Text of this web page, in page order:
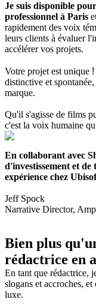
Je suis disponible
professionnel à Paris
rapidement des voix
leurs clients à évaluer
accélérer vos projets.
Votre projet est unique !
distinctive et
marque.
Qu'il s'agisse de films
c'est la voix humaine
En collaborant avec
d'investissement et de
expérience chez
Jeff Spock
Narrative Director,
Bien plus
rédactrice en
En tant que rédactrice,
slogans et accroches,
luxe.